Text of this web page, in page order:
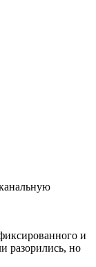
и
разорились, но